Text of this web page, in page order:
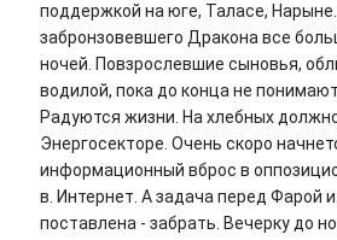
поддержкой на юге, Таласе,
забронзовевшего Дракона все
ночей. Повзрослевшие сыновья,
водилой, пока до конца не
Радуются жизни. На хлебных
Энергосекторе. Очень скоро
информационный вброс в
в. Интернет. А задача перед Фарой
поставлена - забрать. Вечерку до